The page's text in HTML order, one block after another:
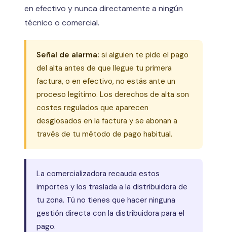
en efectivo y nunca directamente a ningún
técnico o comercial.
Señal de alarma: si alguien te pide el pago
del alta antes de que llegue tu primera
factura, o en efectivo, no estás ante un
proceso legítimo. Los derechos de alta son
costes regulados que aparecen
desglosados en la factura y se abonan a
través de tu método de pago habitual.
La comercializadora recauda estos
importes y los traslada a la distribuidora de
tu zona. Tú no tienes que hacer ninguna
gestión directa con la distribuidora para el
pago.